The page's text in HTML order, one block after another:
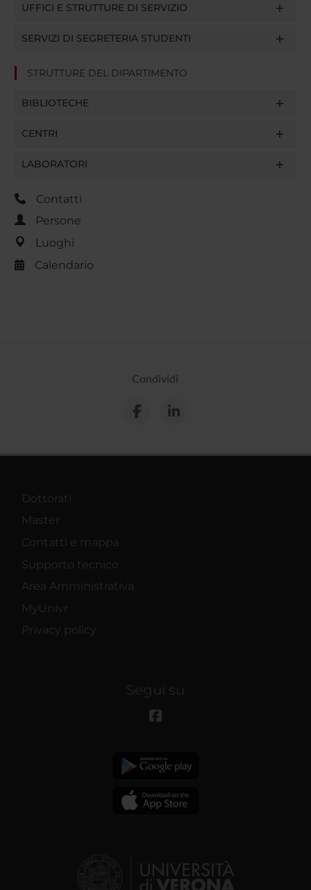
UFFICI E STRUTTURE DI SERVIZIO
SERVIZI DI SEGRETERIA STUDENTI
STRUTTURE DEL DIPARTIMENTO
BIBLIOTECHE
CENTRI
LABORATORI
Contatti
Persone
Luoghi
Calendario
Condividi
Dottorati
Master
Contatti e mappa
Supporto tecnico
Area Amministrativa
MyUnivr
Privacy policy
Segui su